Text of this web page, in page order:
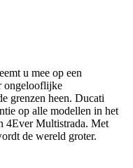
u mee op een
ongelooflijke
grenzen heen. Ducati
op alle modellen in het
4Ever Multistrada. Met
de wereld groter.